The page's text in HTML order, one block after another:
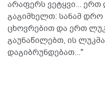
არაფერს ვეტყვი...
გაგიმხელთ: სანამ
ცხოვრებით და ერთ
გაუნაწილებთ, ის
დაგიბრუნდებათ..."